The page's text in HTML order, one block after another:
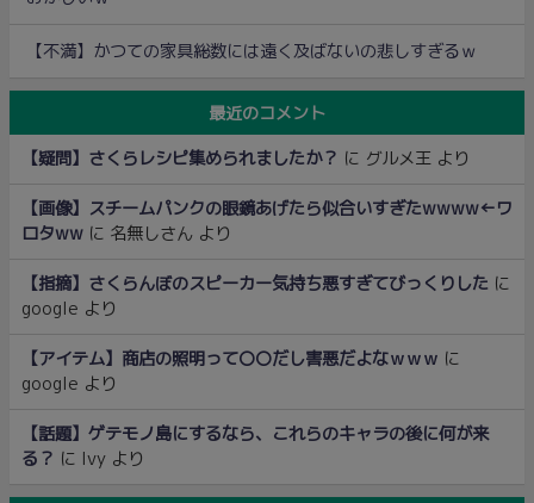
【不満】かつての家具総数には遠く及ばないの悲しすぎるｗ
最近のコメント
【疑問】さくらレシピ集められましたか？ に グルメ王 より
【画像】スチームパンクの眼鏡あげたら似合いすぎたwwww←ワ
ロタww に 名無しさん より
【指摘】さくらんぼのスピーカー気持ち悪すぎてびっくりした に
google より
【アイテム】商店の照明って〇〇だし害悪だよなｗｗｗ に
google より
【話題】ゲテモノ島にするなら、これらのキャラの後に何が来
る？ に Ivy より